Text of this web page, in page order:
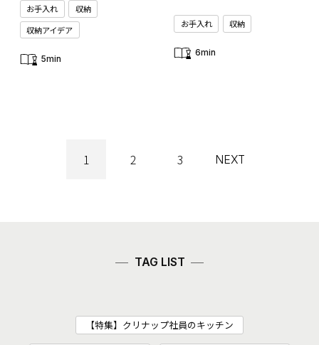
お手入れ
収納
収納アイデア
5min
お手入れ 収納
6min
1 2 3 NEXT
TAG LIST
【特集】クリナップ社員のキッチン